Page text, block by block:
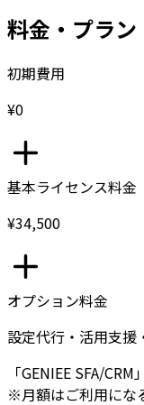
料金・プラン
初期費用
¥0
基本ライセンス料金
¥34,500
オプション料金
設定代行・活用支援
「GENIEE SFA/
※月額はご利用にな